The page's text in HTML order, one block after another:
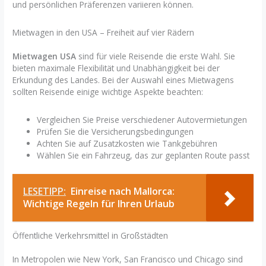
und persönlichen Präferenzen variieren können.
Mietwagen in den USA – Freiheit auf vier Rädern
Mietwagen USA sind für viele Reisende die erste Wahl. Sie
bieten maximale Flexibilität und Unabhängigkeit bei der
Erkundung des Landes. Bei der Auswahl eines Mietwagens
sollten Reisende einige wichtige Aspekte beachten:
Vergleichen Sie Preise verschiedener Autovermietungen
Prüfen Sie die Versicherungsbedingungen
Achten Sie auf Zusatzkosten wie Tankgebühren
Wählen Sie ein Fahrzeug, das zur geplanten Route passt
LESETIPP: Einreise nach Mallorca:
Wichtige Regeln für Ihren Urlaub
Öffentliche Verkehrsmittel in Großstädten
In Metropolen wie New York, San Francisco und Chicago sind